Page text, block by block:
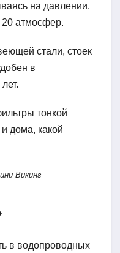
на давлении.
атмосфер.
стали, стоек
в
Викинг
в водопроводных